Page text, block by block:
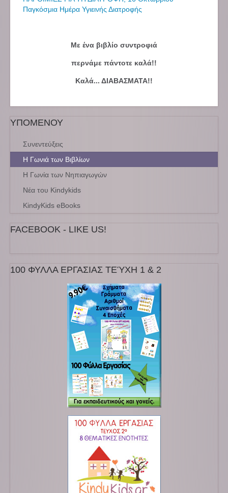
Παγκόσμια Ημέρα Υγιεινής Διατροφής
Με ένα βιβλίο συντροφιά
περνάμε πάντοτε καλά!!
Καλά... ΔΙΑΒΑΣΜΑΤΑ!!
ΥΠΟΜΕΝΟΥ
Συνεντεύξεις
Η Γωνιά των Βιβλίων
Η Γωνία των Νηπιαγωγών
Νέα του Kindykids
KindyKids eBooks
FACEBOOK - LIKE US!
100 ΦΥΛΛΑ ΕΡΓΑΣΙΑΣ ΤΕΎΧΗ 1 & 2